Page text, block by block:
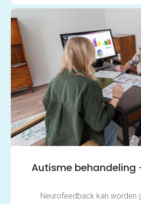
Over ons
Scholen en
Download
Tarieven
Vacatures
Autisme behandeling
Neurofeedback kan worden